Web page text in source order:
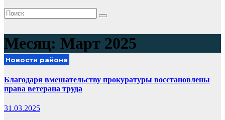
Месяц: Март 2025
Новости района
Благодаря вмешательству прокуратуры восстановлены
права ветерана труда
31.03.2025